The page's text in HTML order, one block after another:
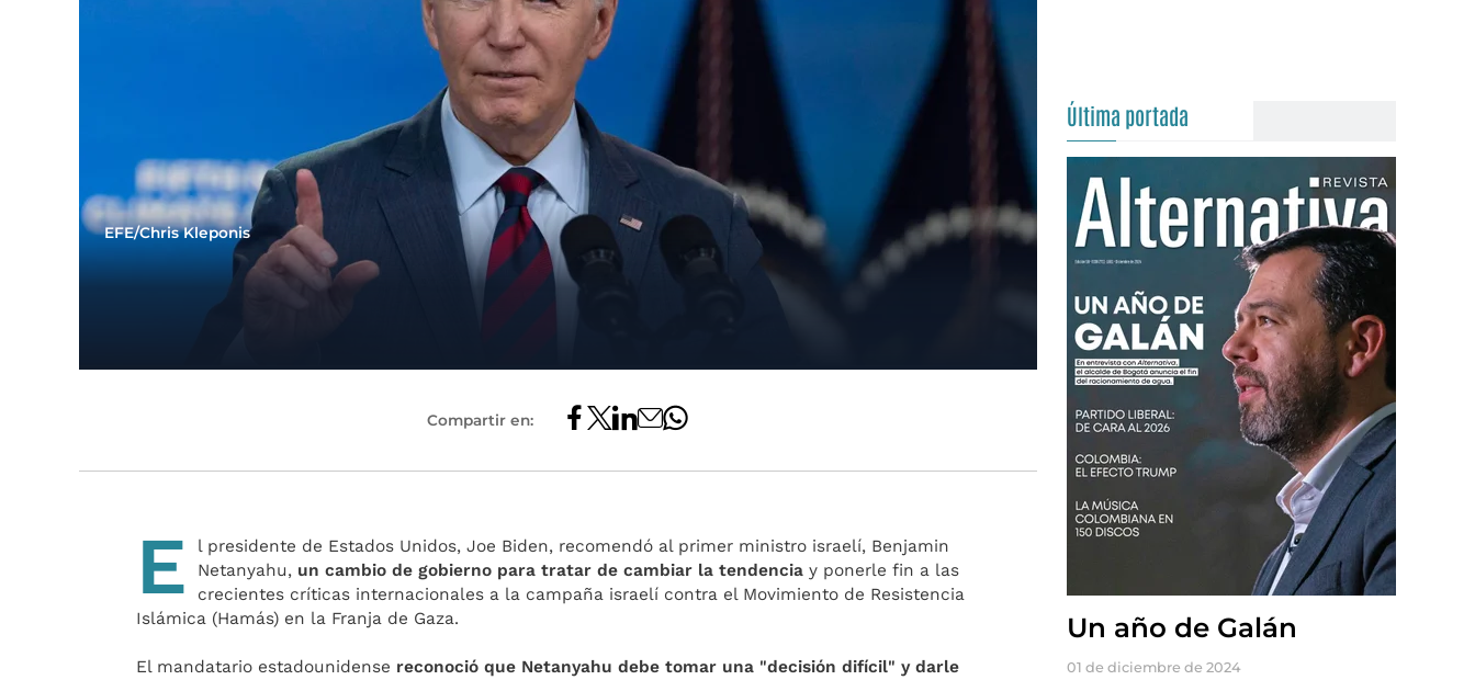
EFE/Chris Kleponis
Compartir en:
E
l presidente de Estados Unidos, Joe Biden, recomendó al primer ministro israelí, Benjamin
Netanyahu, un cambio de gobierno para tratar de cambiar la tendencia y ponerle fin a las
crecientes críticas internacionales a la campaña israelí contra el Movimiento de Resistencia
Islámica (Hamás) en la Franja de Gaza.
El mandatario estadounidense reconoció que Netanyahu debe tomar una "decisión difícil" y darle
Última portada
Un año de Galán
01 de diciembre de 2024